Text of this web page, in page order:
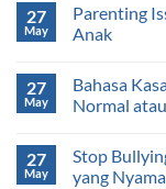
27
May
Parenting
Anak
27
May
Bahasa
Normal
27
May
Stop
yang